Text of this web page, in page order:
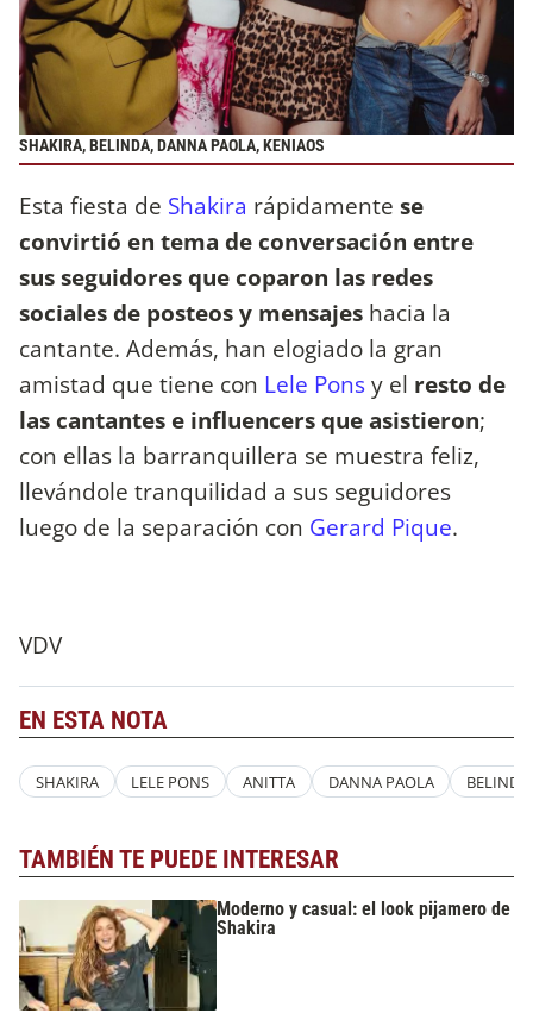
SHAKIRA, BELINDA, DANNA PAOLA, KENIAOS
Esta fiesta de Shakira rápidamente se
convirtió en tema de conversación entre
sus seguidores que coparon las redes
sociales de posteos y mensajes hacia la
cantante. Además, han elogiado la gran
amistad que tiene con Lele Ponsy el resto de
las cantantes e influencers que asistieron;
con ellas la barranquillera se muestra feliz,
llevándole tranquilidad a sus seguidores
luego de la separación con Gerard Pique.
VDV
EN ESTA NOTA
SHAKIRA LELE PONS ANITTA DANNA PAOLA BELINDA
TAMBIÉN TE PUEDE INTERESAR
Moderno y casual: el look pijamero de
Shakira